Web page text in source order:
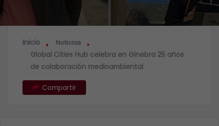
Inicio Noticias
Global Cities Hub celebra en Ginebra 25 años
de colaboración medioambiental
Compartir